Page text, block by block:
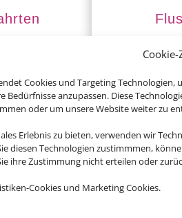
Cookies und Targeting
Bedürfnisse anzupassen. Diese
oder um unsere Website weiter zu
Erlebnis zu bieten, verwenden wir
diesen Technologien zustimmmen,
ihre Zustimmung nicht erteilen oder
Cookies und Marketing Cookies.
Sinnvolle